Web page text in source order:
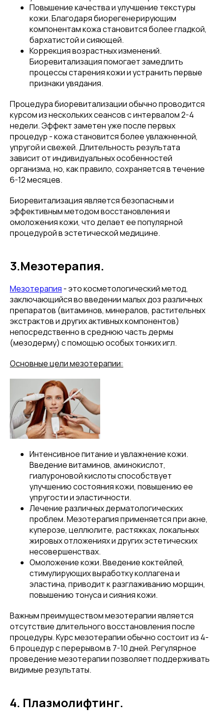
Повышение качества и улучшение текстуры
кожи. Благодаря биорегенерирующим
компонентам кожа становится более гладкой,
бархатистой и сияющей.
Коррекция возрастных изменений.
Биоревитализация помогает замедлить
процессы старения кожи и устранить первые
признаки увядания.
Процедура биоревитализации обычно проводится
курсом из нескольких сеансов с интервалом 2-4
недели. Эффект заметен уже после первых
процедур - кожа становится более увлажненной,
упругой и свежей. Длительность результата
зависит от индивидуальных особенностей
организма, но, как правило, сохраняется в течение
6-12 месяцев.
Биоревитализация является безопасным и
эффективным методом восстановления и
омоложения кожи, что делает ее популярной
процедурой в эстетической медицине.
3.Мезотерапия.
Мезотерапия - это косметологический метод,
заключающийся во введении малых доз различных
препаратов (витаминов, минералов, растительных
экстрактов и других активных компонентов)
непосредственно в среднюю часть дермы
(мезодерму) с помощью особых тонких игл.
Основные цели мезотерапии:
Интенсивное питание и увлажнение кожи.
Введение витаминов, аминокислот,
гиалуроновой кислоты способствует
улучшению состояния кожи, повышению ее
упругости и эластичности.
Лечение различных дерматологических
проблем. Мезотерапия применяется при акне,
куперозe, целлюлите, растяжках, локальных
жировых отложениях и других эстетических
несовершенствах.
Омоложение кожи. Введение коктейлей,
стимулирующих выработку коллагена и
эластина, приводит к разглаживанию морщин,
повышению тонуса и сияния кожи.
Важным преимуществом мезотерапии является
отсутствие длительного восстановления после
процедуры. Курс мезотерапии обычно состоит из 4-
6 процедур с перерывом в 7-10 дней. Регулярное
проведение мезотерапии позволяет поддерживать
видимые результаты.
4. Плазмолифтинг.